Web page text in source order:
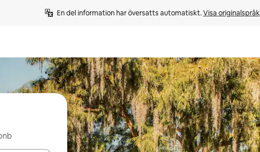
En del information har översatts automatiskt. Visa originalspråk